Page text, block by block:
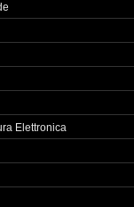
Elettronica